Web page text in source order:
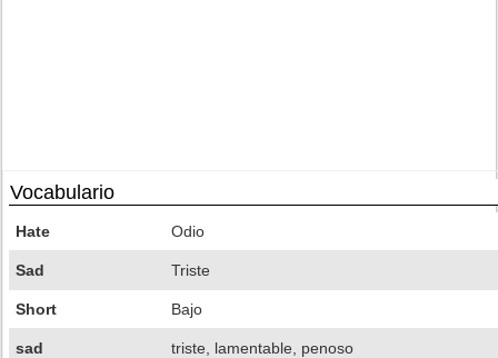
Vocabulario
Hate Odio
Sad Triste
Short Bajo
sad triste, lamentable, penoso